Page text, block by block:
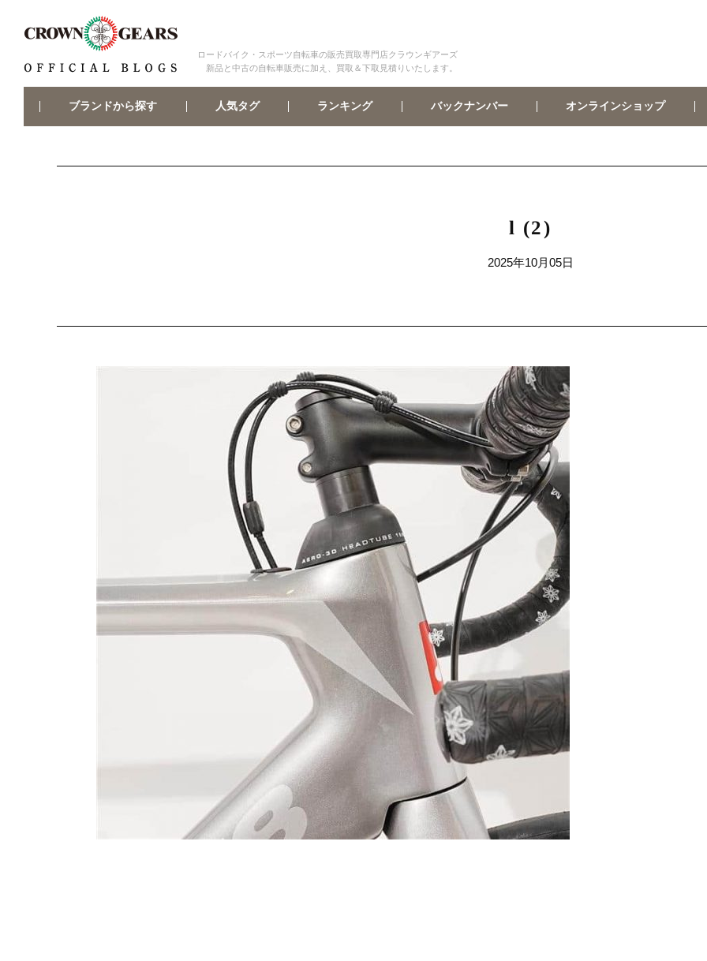
ロードバイク・スポーツ自転車の販売買取専門店クラウンギアーズ
新品と中古の自転車販売に加え、買取＆下取見積りいたします。
ブランドから探す 人気タグ ランキング バックナンバー オンラインショップ
l (2)
2025年10月05日